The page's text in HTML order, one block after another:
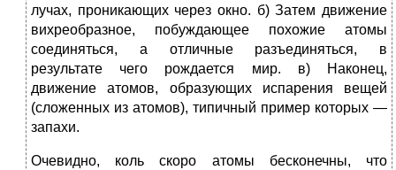
лучах, проникающих через окно. б) Затем движение
вихреобразное, побуждающее похожие атомы
соединяться, а отличные разъединяться, в
результате чего рождается мир. в) Наконец,
движение атомов, образующих испарения вещей
(сложенных из атомов), типичный пример которых —
запахи.
Очевидно, коль скоро атомы бесконечны, что